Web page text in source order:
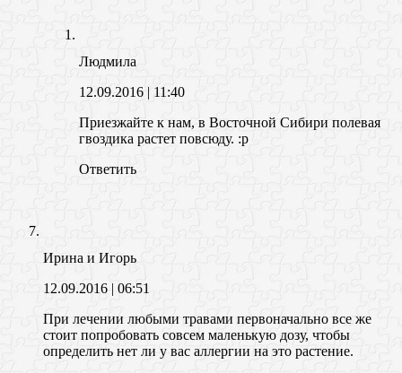
Людмила
12.09.2016 | 11:40
Приезжайте к нам, в Восточной Сибири полевая
гвоздика растет повсюду. :p
Ответить
Ирина и Игорь
12.09.2016 | 06:51
При лечении любыми травами первоначально все же
стоит попробовать совсем маленькую дозу, чтобы
определить нет ли у вас аллергии на это растение.